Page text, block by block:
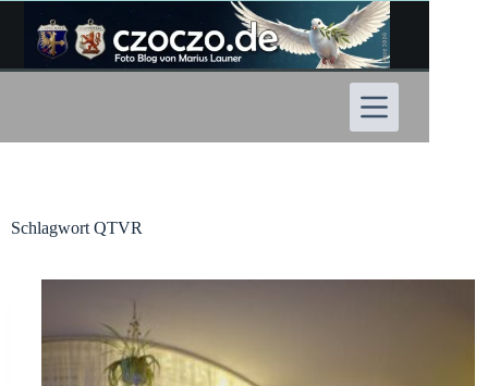
Inhalt
springen
Schlagwort QTVR